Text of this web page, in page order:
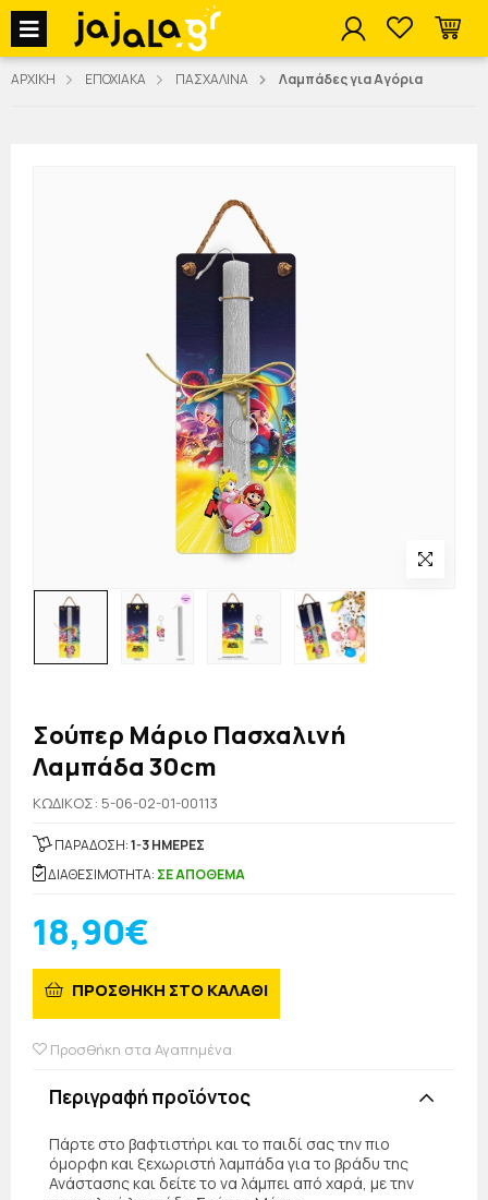
jajala Menu
ΑΡΧΙΚΗ ΕΠΟΧΙΑΚΑ ΠΑΣΧΑΛΙΝΑ Λαμπάδες για Αγόρια
Σούπερ Μάριο Πασχαλινή
Λαμπάδα 30cm
KΩΔΙΚΟΣ: 5-06-02-01-00113
ΠΑΡΑΔΟΣΗ:1-3 ΗΜΕΡΕΣ
ΔΙΑΘΕΣΙΜΟΤΗΤΑ: ΣΕ ΑΠΟΘΕΜΑ
18,90€
ΠΡΟΣΘΗΚΗ ΣΤΟ ΚΑΛΑΘΙ
Προσθήκη στα Αγαπημένα
Περιγραφή προϊόντος
Πάρτε στο βαφτιστήρι και το παιδί σας την πιο
όμορφη και ξεχωριστή λαμπάδα για το βράδυ της
Ανάστασης και δείτε το να λάμπει από χαρά, με την